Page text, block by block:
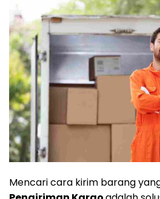
Mencari cara kirim barang